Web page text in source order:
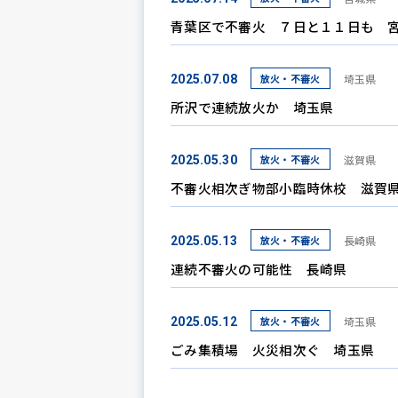
青葉区で不審火 ７日と１１日も
2025.07.08 放火・不審火 埼玉県
所沢で連続放火か 埼玉県
2025.05.30 放火・不審火 滋賀県
不審火相次ぎ物部小臨時休校 滋賀
2025.05.13 放火・不審火 長崎県
連続不審火の可能性 長崎県
2025.05.12 放火・不審火 埼玉県
ごみ集積場 火災相次ぐ 埼玉県